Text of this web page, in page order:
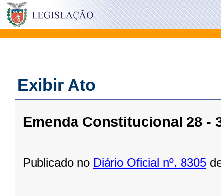
Exibir Ato
Emenda Constitucional 28 -
Publicado no Diário Oficial nº. 8305